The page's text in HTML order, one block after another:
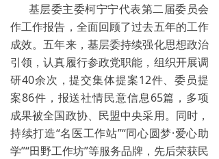
基层委主委柯宁宁代表第二届委员会
作工作报告，全面回顾了过去五年的工作
成效。五年来，基层委持续强化思想政治
引领，认真履行参政党职能，组织开展调
研40余次，提交集体提案12件、委员提
案86件，报送社情民意信息65篇，多项
成果被全国政协、民盟中央采用。同时，
持续打造“名医工作站”“同心圆梦·爱心助
学”“田野工作坊”等服务品牌，先后荣获民